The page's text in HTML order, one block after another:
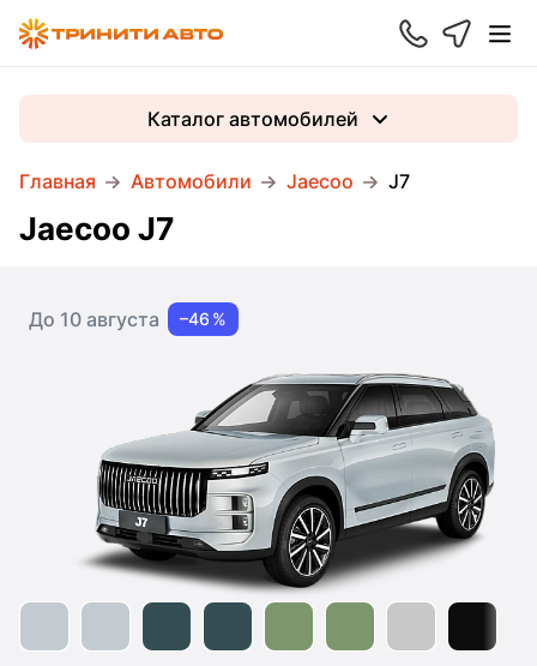
Главная Автомобили Jaecoo J7
Каталог автомобилей
Jaecoo J7
До 10 августа –46 %